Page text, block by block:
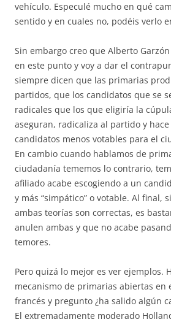
vehículo. Especulé mucho en qué
sentido y en cuales no, podéis verlo
Sin embargo creo que Alberto
en este punto y voy a dar el
siempre dicen que las primarias
partidos, que los candidatos que se
radicales que los que eligiría la
aseguran, radicaliza al partido y
candidatos menos votables para el
En cambio cuando hablamos de
ciudadanía tememos lo contrario,
afiliado acabe escogiendo a un
y más “simpático” o votable. Al final,
ambas teorías son correctas, es
anulen ambas y que no acabe
temores.
Pero quizá lo mejor es ver ejemplos.
mecanismo de primarias abiertas en
francés y pregunto ¿ha salido algún
El extremadamente moderado